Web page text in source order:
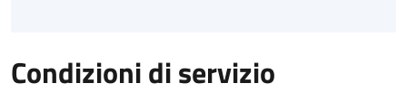
Condizioni di servizio